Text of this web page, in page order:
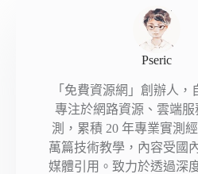
Pseric
「免費資源網」創辦人，
專注於網路資源、雲端
測，累積 20 年專業實測
萬篇技術教學，內容受國
媒體引用。致力於透過深